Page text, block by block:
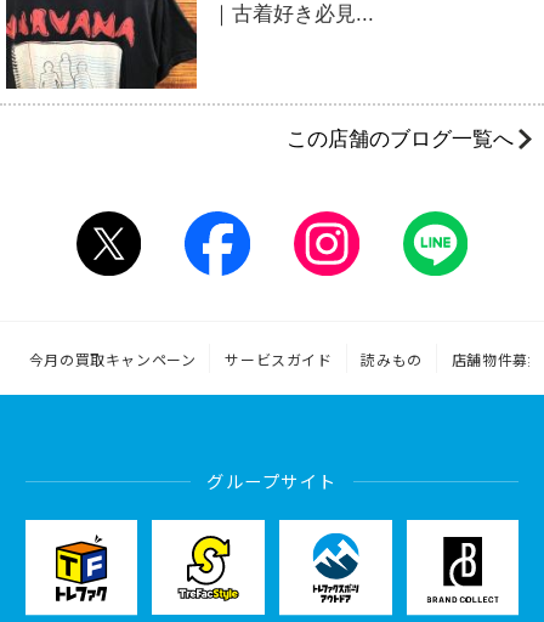
｜古着好き必見...
この店舗のブログ一覧へ
今月の買取キャンペーン サービスガイド 読みもの 店舗物件募集
グループサイト